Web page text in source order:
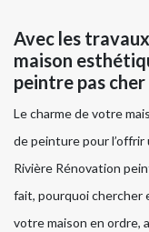
Avec les
maison
peintre pas cher
Le charme de votre
de peinture pour
Rivière Rénovation
fait, pourquoi chercher
votre maison en ordre,